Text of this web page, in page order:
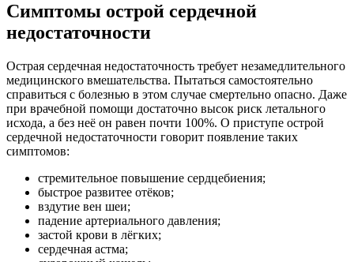
Симптомы острой сердечной
недостаточности
Острая сердечная недостаточность требует незамедлительного
медицинского вмешательства. Пытаться самостоятельно
справиться с болезнью в этом случае смертельно опасно. Даже
при врачебной помощи достаточно высок риск летального
исхода, а без неё он равен почти 100%. О приступе острой
сердечной недостаточности говорит появление таких
симптомов:
стремительное повышение сердцебиения;
быстрое развитее отёков;
вздутие вен шеи;
падение артериального давления;
застой крови в лёгких;
сердечная астма;